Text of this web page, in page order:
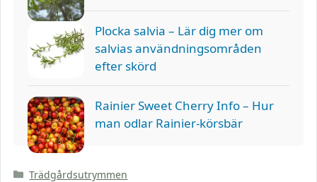
Plocka salvia – Lär dig mer om
salvias användningsområden
efter skörd
Rainier Sweet Cherry Info – Hur
man odlar Rainier-körsbär
Kategorier
Trädgårdsutrymmen